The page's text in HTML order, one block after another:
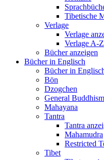
Tibetische
Verlage
Verlage
Verlage A-Z
Bücher anzeigen
Bücher in Englisch
Bücher in
Bön
Dzogchen
General Buddhism
Mahayana
Tantra
Tantra
Mahamudra
Restricted
Tibet